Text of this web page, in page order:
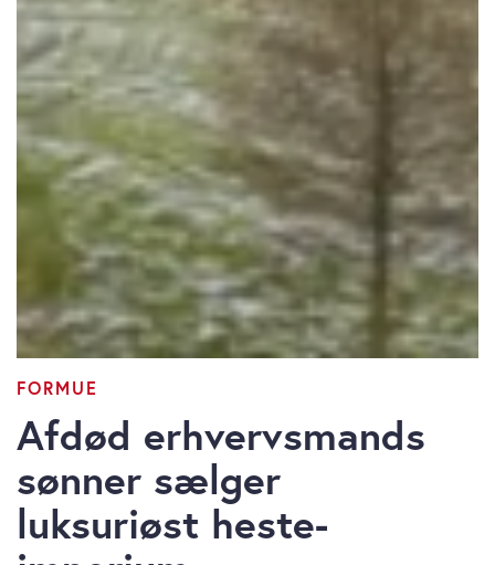
FORMUE
Afdød erhvervsmands
sønner sælger
luksuriøst heste-